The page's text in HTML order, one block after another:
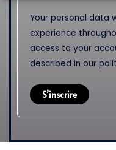
Your personal data
experience
access to your
described in our
S’inscrire